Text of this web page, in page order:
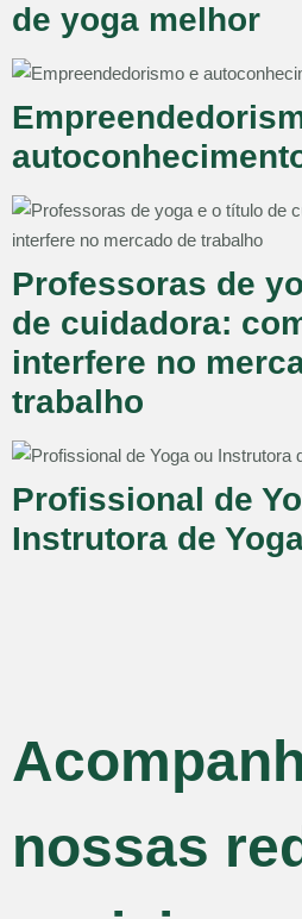
de yoga melhor
Professoras de
de cuidadora:
interfere no
trabalho
Profissional de
Instrutora de
nossas